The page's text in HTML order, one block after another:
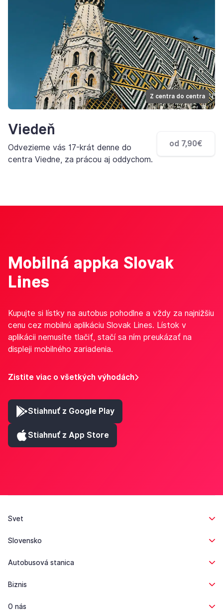
Z centra do centra
Viedeň
Odvezieme vás 17-krát denne do
centra Viedne, za prácou aj oddychom.
od 7,90€
Mobilná appka Slovak
Lines
Kupujte si lístky na autobus pohodlne a vždy za najnižšiu
cenu cez mobilnú aplikáciu Slovak Lines. Lístok v
aplikácii nemusíte tlačiť, stačí sa ním preukázať na
displeji mobilného zariadenia.
Zistite viac o všetkých výhodách
Stiahnuť z Google Play
Stiahnuť z App Store
Svet
Slovensko
Autobusová stanica
Biznis
O nás